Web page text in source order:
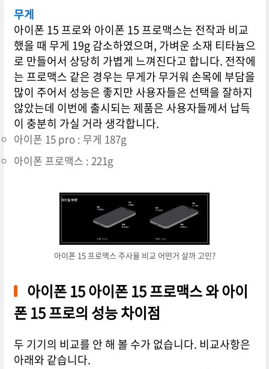
무게
아이폰 15 프로와 아이폰 15 프로맥스는 전작과 비교
했을 때 무게 19g 감소하였으며, 가벼운 소재 티타늄으
로 만들어서 상당히 가볍게 느껴진다고 합니다. 전작에
는 프로맥스 같은 경우는 무게가 무거워 손목에 부담을
많이 주어서 성능은 좋지만 사용자들은 선택을 잘하지
않았는데 이번에 출시되는 제품은 사용자들께서 납득
이 충분히 가실 거라 생각합니다.
아이폰 15 pro : 무게 187g
아이폰 프로맥스 : 221g
아이폰 15 프로맥스 주사율 비교 어떤거 살까 고민?
아이폰 15 아이폰 15 프로맥스 와 아이
폰 15 프로의 성능 차이점
두 기기의 비교를 안 해 볼 수가 없습니다. 비교사항은
아래와 같습니다.